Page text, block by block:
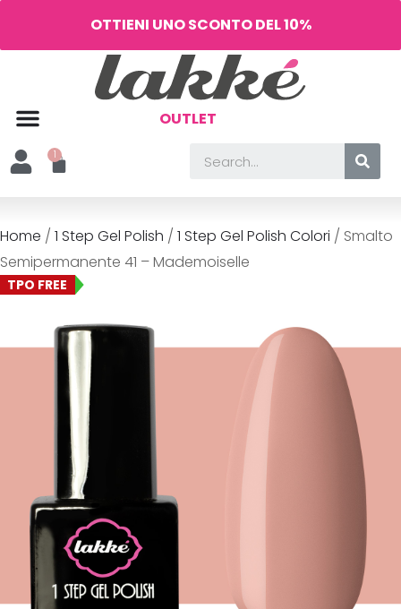
OTTIENI UNO SCONTO DEL 10%
OUTLET
Home / 1 Step Gel Polish / 1 Step Gel Polish Colori / Smalto
Semipermanente 41 – Mademoiselle
TPO FREE